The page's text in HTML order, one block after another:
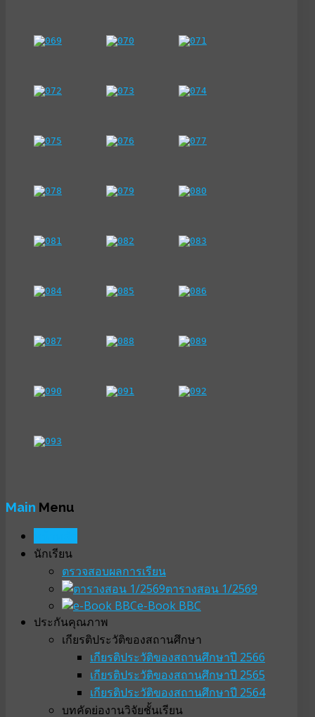
Main Menu
นักเรียน
ตรวจสอบผลการเรียน
ตารางสอน 1/2569
e-Book BBC
ประกันคุณภาพ
เกียรติประวัติของสถานศึกษา
เกียรติประวัติของสถานศึกษาปี 2566
เกียรติประวัติของสถานศึกษาปี 2565
เกียรติประวัติของสถานศึกษาปี 2564
บทคัดย่องานวิจัยชั้นเรียน